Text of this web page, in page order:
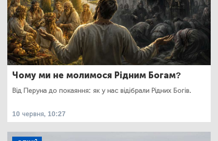
Чому ми не молимося Рідним Богам?
Від Перуна до покаяння: як у нас відібрали Рідних Богів.
10 червня, 10:27